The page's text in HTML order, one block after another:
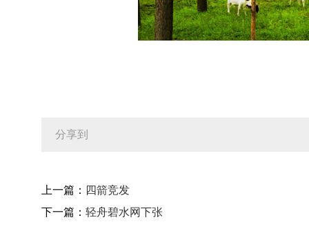
分享到
上一篇： 四箭竞发
下一篇： 轻舟碧水网下张